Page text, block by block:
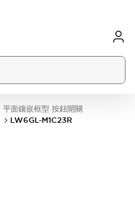
平面鑲嵌框型 按鈕開關
LW6GL-M1C23R